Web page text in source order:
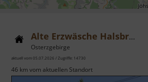
Alte Erzwäsche Halsbrücke
Osterzgebirge
aktuell vom 05.07.2026 / Zugriffe: 14730
46 km vom aktuellen Standort